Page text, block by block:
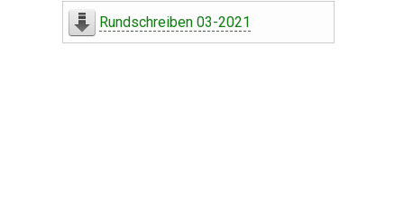
Rundschreiben 03-2021